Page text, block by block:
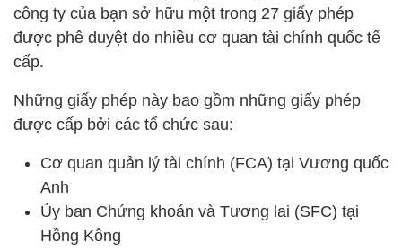
công ty của bạn sở hữu một trong 27 giấy phép
được phê duyệt do nhiều cơ quan tài chính quốc tế
cấp.
Những giấy phép này bao gồm những giấy phép
được cấp bởi các tổ chức sau:
Cơ quan quản lý tài chính (FCA) tại Vương quốc
Anh
Ủy ban Chứng khoán và Tương lai (SFC) tại
Hồng Kông